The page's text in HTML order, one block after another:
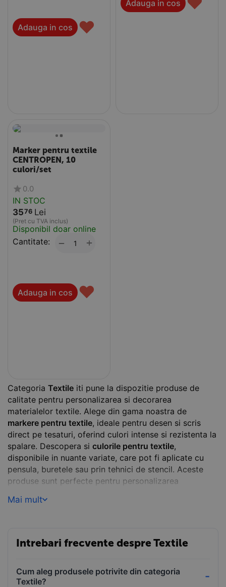
Categoria Textile iti pune la dispozitie produse de
calitate pentru personalizarea si decorarea
materialelor textile. Alege din gama noastra de
markere pentru textile, ideale pentru desen si scris
direct pe tesaturi, oferind culori intense si rezistenta la
spalare. Descopera si culorile pentru textile,
disponibile in nuante variate, care pot fi aplicate cu
pensula, buretele sau prin tehnici de stencil. Aceste
produse sunt perfecte pentru personalizarea
Creeaza modele unice si expresive care rezista in
in piese unice de arta!
Mai mult
Adauga in cos ♥
Adauga in cos
Marker pentru textile
CENTROPEN, 10
culori/set
0.0
IN STOC
3576 Lei
(Pret cu TVA inclus)
Disponibil doar online
Cantitate:
+
−
Adauga in cos ♥
Intrebari frecvente despre Textile
Cum aleg produsele potrivite din categoria
Textile?